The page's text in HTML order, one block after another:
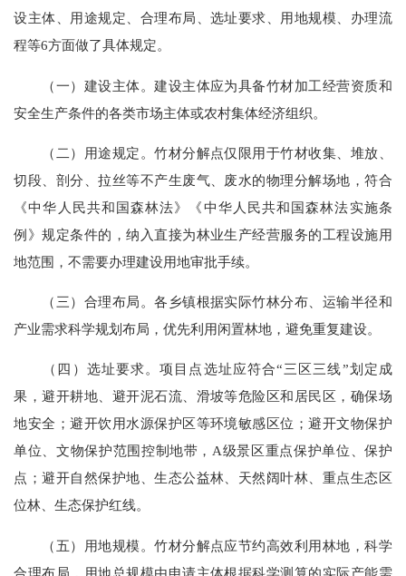
设主体、用途规定、合理布局、选址要求、用地规模、办理流
程等6方面做了具体规定。
（一）建设主体。建设主体应为具备竹材加工经营资质和
安全生产条件的各类市场主体或农村集体经济组织。
（二）用途规定。竹材分解点仅限用于竹材收集、堆放、
切段、剖分、拉丝等不产生废气、废水的物理分解场地，符合
《中华人民共和国森林法》《中华人民共和国森林法实施条
例》规定条件的，纳入直接为林业生产经营服务的工程设施用
地范围，不需要办理建设用地审批手续。
（三）合理布局。各乡镇根据实际竹林分布、运输半径和
产业需求科学规划布局，优先利用闲置林地，避免重复建设。
（四）选址要求。项目点选址应符合“三区三线”划定成
果，避开耕地、避开泥石流、滑坡等危险区和居民区，确保场
地安全；避开饮用水源保护区等环境敏感区位；避开文物保护
单位、文物保护范围控制地带，A级景区重点保护单位、保护
点；避开自然保护地、生态公益林、天然阔叶林、重点生态区
位林、生态保护红线。
（五）用地规模。竹材分解点应节约高效利用林地，科学
合理布局，用地总规模由申请主体根据科学测算的实际产能需